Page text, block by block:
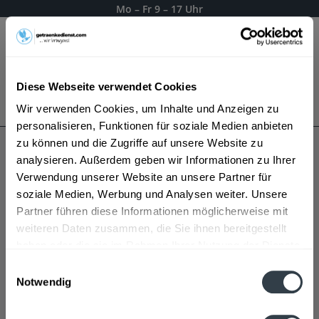
Diese Webseite verwendet Cookies
Wir verwenden Cookies, um Inhalte und Anzeigen zu
personalisieren, Funktionen für soziale Medien anbieten
zu können und die Zugriffe auf unsere Website zu
analysieren. Außerdem geben wir Informationen zu Ihrer
Verwendung unserer Website an unsere Partner für
soziale Medien, Werbung und Analysen weiter. Unsere
Partner führen diese Informationen möglicherweise mit
weiteren Daten zusammen, die Sie ihnen bereitgestellt
Notwendig
Mo – Fr 9 – 17 Uhr
Es gilt unsereDatenschutzerklärung
Will-Bräu